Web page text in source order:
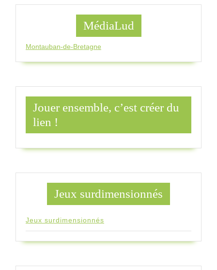
MédiaLud
Montauban-de-Bretagne
Jouer ensemble, c’est créer du
lien !
Jeux surdimensionnés
Jeux surdimensionnés